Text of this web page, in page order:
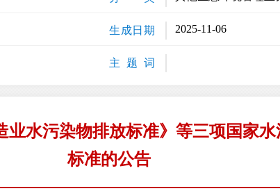
生成日期 2025-11-06
主 题 词
业水污染物排放标准》等三项国家
标准的公告